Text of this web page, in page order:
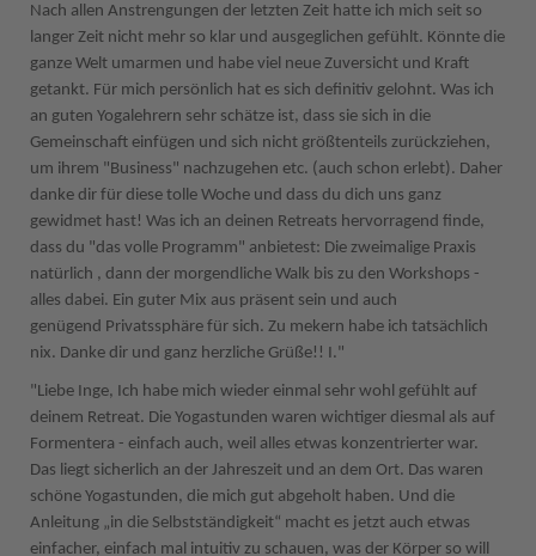
Nach allen Anstrengungen der letzten Zeit hatte ich mich seit so
langer Zeit nicht mehr so klar und ausgeglichen gefühlt. Könnte die
ganze Welt umarmen und habe viel neue Zuversicht und Kraft
getankt. Für mich persönlich hat es sich definitiv gelohnt. Was ich
an guten Yogalehrern sehr schätze ist, dass sie sich in die
Gemeinschaft einfügen und sich nicht größtenteils zurückziehen,
um ihrem "Business" nachzugehen etc. (auch schon erlebt). Daher
danke dir für diese tolle Woche und dass du dich uns ganz
gewidmet hast! Was ich an deinen Retreats hervorragend finde,
dass du "das volle Programm" anbietest: Die zweimalige Praxis
natürlich , dann der morgendliche Walk bis zu den Workshops -
alles dabei. Ein guter Mix aus präsent sein und auch
genügend Privatssphäre für sich. Zu mekern habe ich tatsächlich
nix. Danke dir und ganz herzliche Grüße!! I."
"Liebe Inge, Ich habe mich wieder einmal sehr wohl gefühlt auf
deinem Retreat. Die Yogastunden waren wichtiger diesmal als auf
Formentera - einfach auch, weil alles etwas konzentrierter war.
Das liegt sicherlich an der Jahreszeit und an dem Ort. Das waren
schöne Yogastunden, die mich gut abgeholt haben. Und die
Anleitung „in die Selbstständigkeit“ macht es jetzt auch etwas
einfacher, einfach mal intuitiv zu schauen, was der Körper so will